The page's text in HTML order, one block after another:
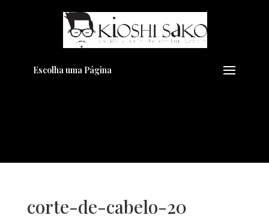
Escolha uma Página
corte-de-cabelo-20
Pensando em transformar seu
Visual??